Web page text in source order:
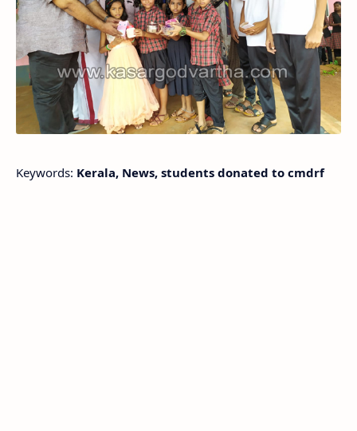
Keywords: Kerala, News, students donated to cmdrf